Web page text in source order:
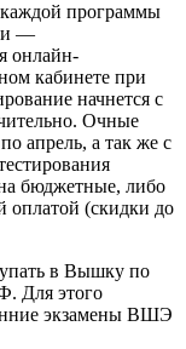
программы
—
онлайн-
кабинете при
начнется с
Очные
апрель, а так же с
бюджетные, либо
оплатой (скидки до
в Вышку по
Для этого
экзамены ВШЭ